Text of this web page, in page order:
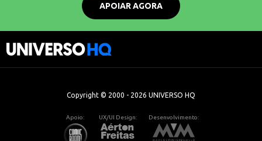
APOIAR AGORA
Copyright © 2000 - 2026 UNIVERSO HQ
Apoio: UX/UI Design: Desenvolvimento: